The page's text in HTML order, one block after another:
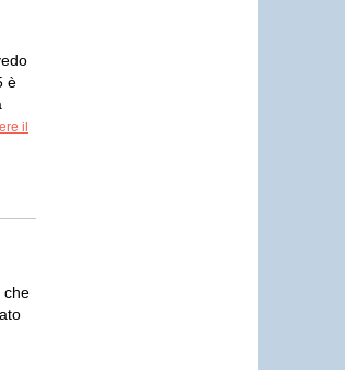
è
il
che